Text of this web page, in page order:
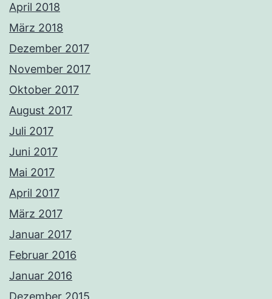
April 2018
März 2018
Dezember 2017
November 2017
Oktober 2017
August 2017
Juli 2017
Juni 2017
Mai 2017
April 2017
März 2017
Januar 2017
Februar 2016
Januar 2016